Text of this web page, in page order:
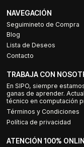
NAVEGACIÓN
Seguimineto de Compra
Blog
Lista de Deseos
Contacto
TRABAJA CON
En SIPO, siempre
ganas de aprender.
técnico en computación
Términos y Condiciones
Política de privacidad
ATENCIÓN 100%